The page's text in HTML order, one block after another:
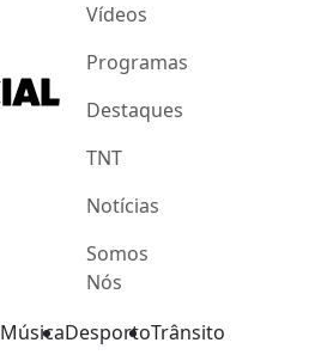
Vídeos
Programas
Destaques
TNT
Notícias
Somos
Nós
MúsicaDesportoTrânsito